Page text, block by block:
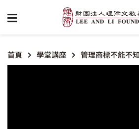
首頁 學堂講座 管理商標不能不